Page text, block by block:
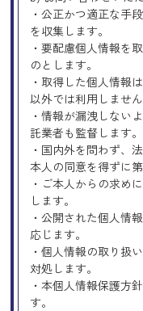
・公正かつ適正な手
を収集します。
・要配慮個人情報を
のとします。
・取得した個人情報
以外では利用しません
・情報が漏洩しない
託業者も監督します。
・国内外を問わず、
本人の同意を得ずに
・ご本人からの求め
します。
・公開された個人情
応じます。
・個人情報の取り扱
対処します。
・本個人情報保護方
す。